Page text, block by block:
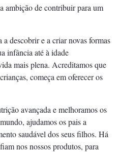
ambição de contribuir para um
descobrir e a criar novas formas
infância até à idade
mais plena. Acreditamos que
começa em oferecer os
avançada e melhoramos os
ajudamos os pais a
saudável dos seus filhos. Há
nos nossos produtos, para